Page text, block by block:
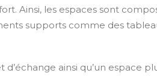
Ainsi, les espaces sont
supports comme des
d’échange ainsi qu’un